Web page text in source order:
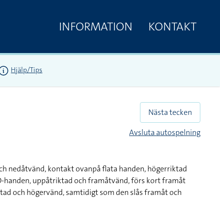
INFORMATION KONTAKT
Hjälp/Tips
Nästa tecken
Avsluta autospelning
nedåtvänd, kontakt ovanpå flata handen, högerriktad
handen, uppåtriktad och framåtvänd, förs kort framåt
och högervänd, samtidigt som den slås framåt och